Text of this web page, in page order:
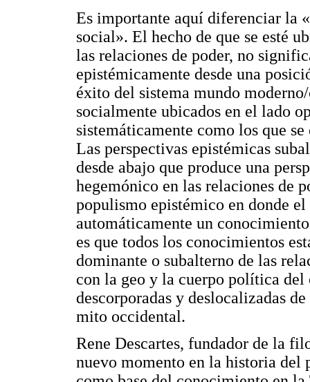
Es importante aquí diferenciar la
social». El hecho de que se esté
las relaciones de poder, no
epistémicamente desde una
éxito del sistema mundo
socialmente ubicados en el lado
sistemáticamente como los que
Las perspectivas epistémicas
desde abajo que produce una
hegemónico en las relaciones de
populismo epistémico en donde
automáticamente un
es que todos los conocimientos
dominante o subalterno de las
con la geo y la cuerpo política
descorporadas y deslocalizadas
mito occidental.
Rene Descartes, fundador de la
nuevo momento en la historia del